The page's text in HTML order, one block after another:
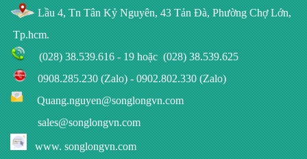
Lầu 4, Tn Tân Kỷ Nguyên, 43 Tản Đà, Phường Chợ Lớn,
Tp.hcm.
(028) 38.539.616 - 19hoặc(028) 38.539.625
0908.285.230 (Zalo)-0902.802.330 (Zalo)
Quang.nguyen@songlongvn.com
sales@songlongvn.com
www.songlongvn.com